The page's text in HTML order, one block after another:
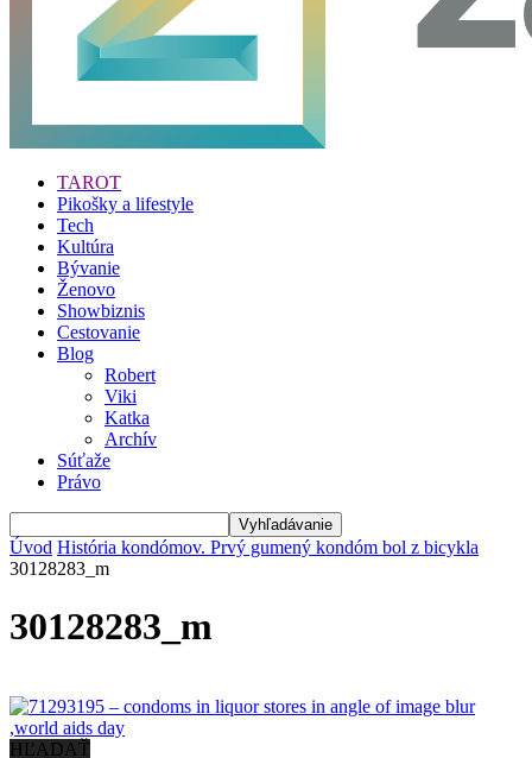
TAROT
Pikošky a lifestyle
Tech
Kultúra
Bývanie
Ženovo
Showbiznis
Cestovanie
Blog
Robert
Viki
Katka
Archív
Súťaže
Právo
Úvod História kondómov. Prvý gumený kondóm bol z bicykla
30128283_m
30128283_m
HĽADAŤ